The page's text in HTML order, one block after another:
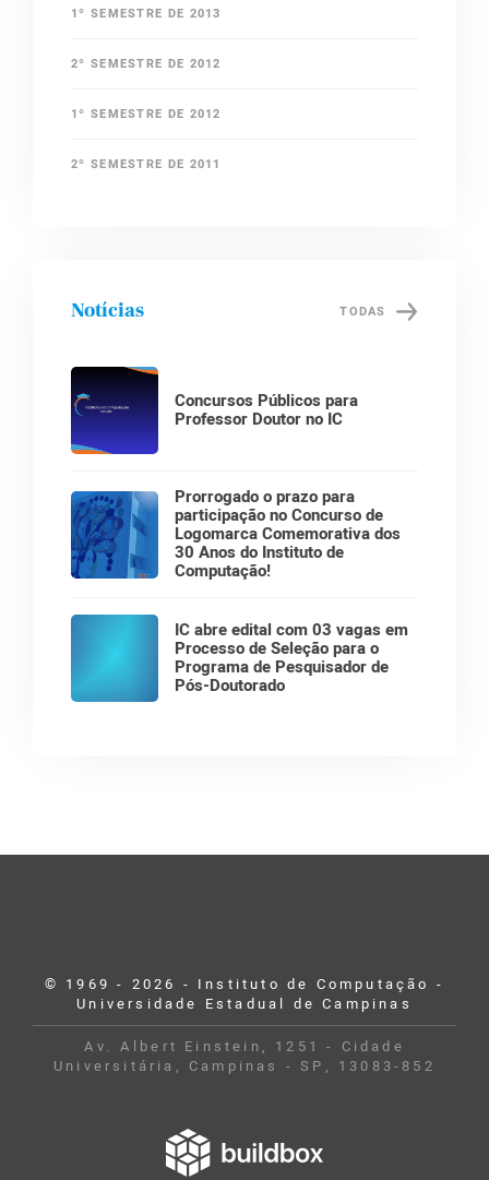
1º SEMESTRE DE 2013
2º SEMESTRE DE 2012
1º SEMESTRE DE 2012
2º SEMESTRE DE 2011
Notícias TODAS
Concursos Públicos para
Professor Doutor no IC
Prorrogado o prazo para
participação no Concurso de
Logomarca Comemorativa dos
30 Anos do Instituto de
Computação!
IC abre edital com 03 vagas em
Processo de Seleção para o
Programa de Pesquisador de
Pós-Doutorado
© 1969 - 2026 - Instituto de Computação -
Universidade Estadual de Campinas
Av. Albert Einstein, 1251 - Cidade
Universitária, Campinas - SP, 13083-852